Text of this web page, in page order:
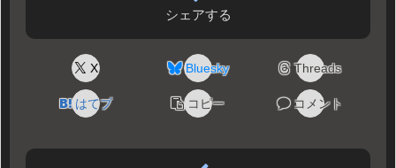
シェアする
X Bluesky Threads
はてブ コピー コメント